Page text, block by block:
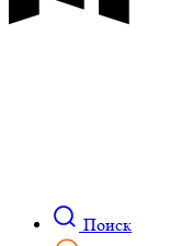
Поиск